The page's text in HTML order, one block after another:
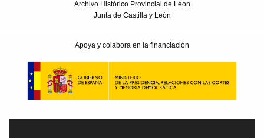
Archivo Histórico Provincial de Léon
Junta de Castilla y León
Apoya y colabora en la financiación